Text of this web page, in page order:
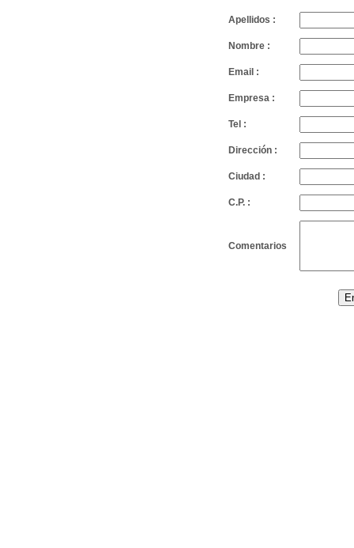
Apellidos :
Nombre :
Email :
Empresa :
Tel :
Dirección :
Ciudad :
C.P. :
Comentarios